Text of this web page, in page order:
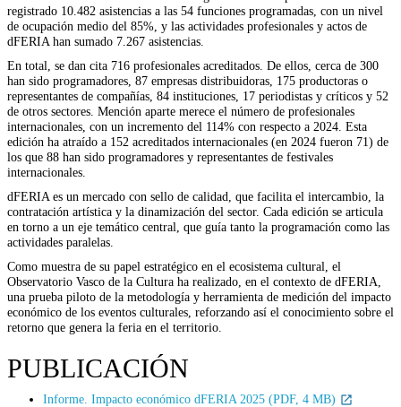
registrado 10.482 asistencias a las 54 funciones programadas, con un nivel
de ocupación medio del 85%, y las actividades profesionales y actos de
dFERIA han sumado 7.267 asistencias.
En total, se dan cita 716 profesionales acreditados. De ellos, cerca de 300
han sido programadores, 87 empresas distribuidoras, 175 productoras o
representantes de compañías, 84 instituciones, 17 periodistas y críticos y 52
de otros sectores. Mención aparte merece el número de profesionales
internacionales, con un incremento del 114% con respecto a 2024. Esta
edición ha atraído a 152 acreditados internacionales (en 2024 fueron 71) de
los que 88 han sido programadores y representantes de festivales
internacionales.
dFERIA es un mercado con sello de calidad, que facilita el intercambio, la
contratación artística y la dinamización del sector. Cada edición se articula
en torno a un eje temático central, que guía tanto la programación como las
actividades paralelas.
Como muestra de su papel estratégico en el ecosistema cultural, el
Observatorio Vasco de la Cultura ha realizado, en el contexto de dFERIA,
una prueba piloto de la metodología y herramienta de medición del impacto
económico de los eventos culturales, reforzando así el conocimiento sobre el
retorno que genera la feria en el territorio.
PUBLICACIÓN
Informe. Impacto económico dFERIA 2025 (PDF, 4 MB)